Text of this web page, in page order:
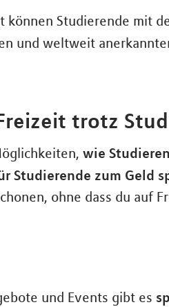
können Studierende mit
und weltweit
trotz
wie
Studierende zum Geld
ohne dass du auf
und Events gibt es